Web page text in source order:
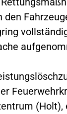
(Holt),